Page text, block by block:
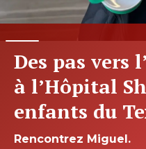
Des pas vers
à l’Hôpital
enfants du
Rencontrez Miguel.